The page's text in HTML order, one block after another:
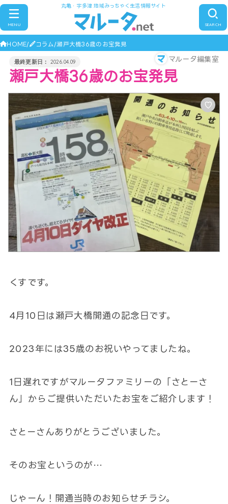
丸亀・宇多津 地域みっちゃく生活情報サイト
SEARCH
MENU
HOME コラム 瀬戸大橋36歳のお宝発見
2026.04.09 マルータ編集室
瀬戸大橋36歳のお宝発見
♡
くすです。
4月10日は瀬戸大橋開通の記念日です。
2023年には35歳のお祝いやってましたね。
1日遅れですがマルータファミリーの「さとーさ
ん」からご提供いただいたお宝をご紹介します！
さとーさんありがとうございました。
そのお宝というのが…
じゃーん！開通当時のお知らせチラシ。